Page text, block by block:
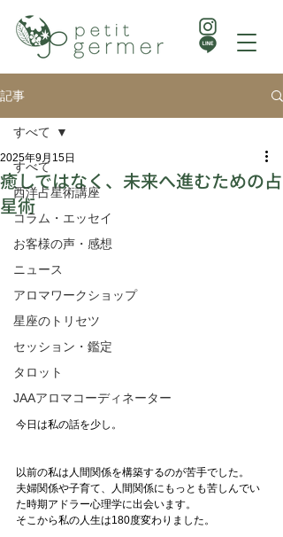
記事
すべて
西洋占星術講座
コラム・エッセイ
お客様の声・感想
ニュース
アロマワークショップ
星座のトリセツ
セッション・鑑定
タロット
JAAアロマコーディネーター
すべて
癒しではなく、未来へ進むための占
星術
2025年9月15日
今日は私の話を少し。
以前の私は人間関係を構築するのが苦手でした。
夫婦関係や子育て、人間関係にもっとも苦しんでい
た時期アドラー心理学に出会います。
そこから私の人生は180度変わりました。